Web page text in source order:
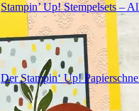
Stampin’ Up! Stempelsets –
Der Stampin‘ Up!